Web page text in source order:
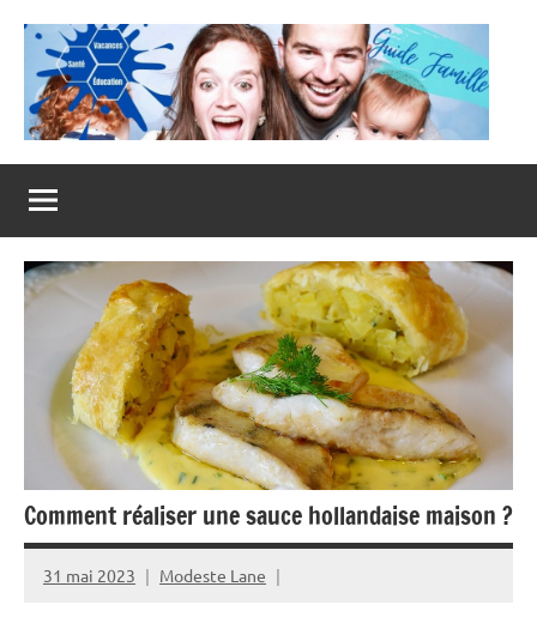
contenu
Guide
Famille
Comment réaliser une sauce hollandaise maison ?
31 mai 2023 Modeste Lane